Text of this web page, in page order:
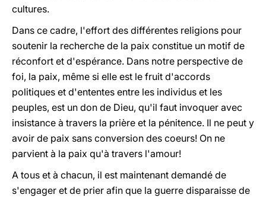
cultures.
Dans ce cadre, l'effort des différentes religions pour
soutenir la recherche de la paix constitue un motif de
réconfort et d'espérance. Dans notre perspective de
foi, la paix, même si elle est le fruit d'accords
politiques et d'ententes entre les individus et les
peuples, est un don de Dieu, qu'il faut invoquer avec
insistance à travers la prière et la pénitence. Il ne peut y
avoir de paix sans conversion des coeurs! On ne
parvient à la paix qu'à travers l'amour!
A tous et à chacun, il est maintenant demandé de
s'engager et de prier afin que la guerre disparaisse de